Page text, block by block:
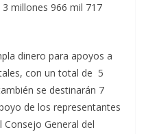
millones 966 mil 717
dinero para apoyos a
con un total de 5
se destinarán 7
de los representantes
General del